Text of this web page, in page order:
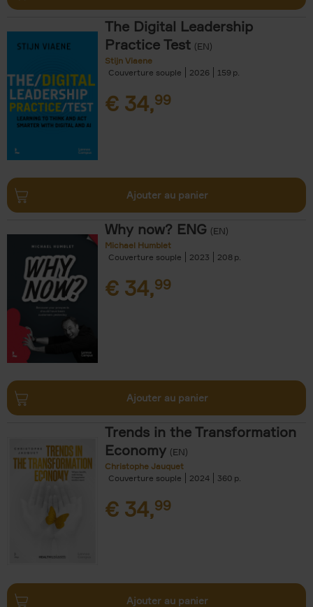
The Digital Leadership
Practice Test (EN)
Stijn Viaene
Couverture souple
2026 159
€ 34,99
Ajouter au panier
Why now? ENG (EN)
Michael Humblet
Couverture souple
2023 208
€ 34,99
Ajouter au panier
Trends in the Transformation
Economy (EN)
Christophe Jauquet
Couverture souple
2024 360
€ 34,99
Ajouter au panier